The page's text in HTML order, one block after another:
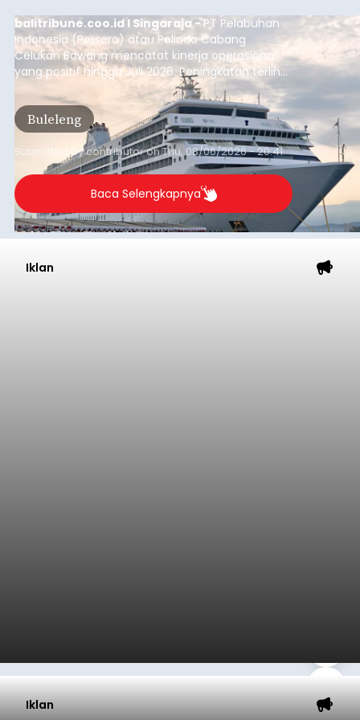
balitribune.coo.id I Singaraja -PT Pelabuhan
Indonesia (Persero) atau Pelindo Cabang
Celukan Bawang mencatat kinerja operasional
yang positif hingga Juli 2026. Peningkatan terlihat
dari arus kapal yang mencapai 1,48 juta Gross
Tonnage (GT), atau tumbuh 12,4 persen
dibandingkan periode yang sama tahun lalu
yang tercatat sebesar 1,32 juta GT.
Buleleng
Submitted bycontributoronThu, 08/06/2026 - 20:41
Baca Selengkapnya
Iklan
Iklan